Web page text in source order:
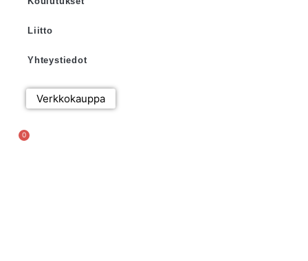
Liitto
Yhteystiedot
Verkkokauppa
0